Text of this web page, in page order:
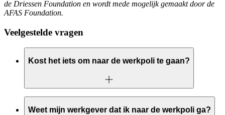
de Driessen Foundation en wordt mede mogelijk gemaakt door de
AFAS Foundation.
Veelgestelde vragen
Kost het iets om naar de werkpoli te gaan?
Nee, er zijn geen kosten verbonden aan een bezoek aan de
werkpoli.
Weet mijn werkgever dat ik naar de werkpoli ga?